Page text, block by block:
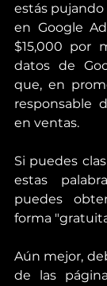
estás pujando
en Google
$15,000 por
datos de
que, en
responsable
en ventas.
Si puedes
estas
puedes
forma
Aún mejor,
de las